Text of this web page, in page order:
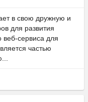
в свою дружную и
для развития
веб-сервиса для
частью